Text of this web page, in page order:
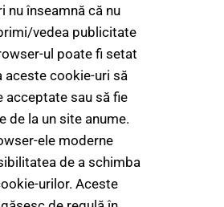
nu înseamnă că nu
vedea publicitate
ul poate fi setat
aceste cookie-uri să
acceptate sau să fie
de la un site anume.
ele moderne
de a schimba
urilor. Aceste